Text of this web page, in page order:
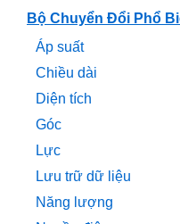
Bộ Chuyển Đổi Phổ
Áp suất
Chiều dài
Diện tích
Góc
Lực
Lưu trữ dữ liệu
Năng lượng